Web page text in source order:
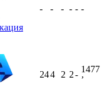
- - - - - -
244 2 2-
1477
ʼ